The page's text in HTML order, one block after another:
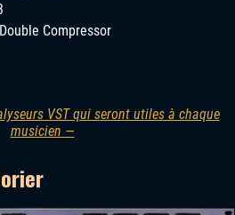
Compressor
VST qui seront utiles à chaque
musicien —